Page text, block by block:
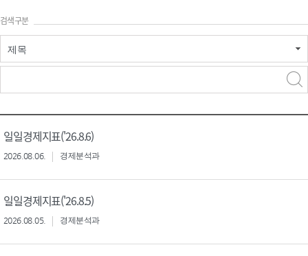
검색구분
제목
일일경제지표('26.8.6)
2026.08.06. 경제분석과
일일경제지표('26.8.5)
2026.08.05. 경제분석과